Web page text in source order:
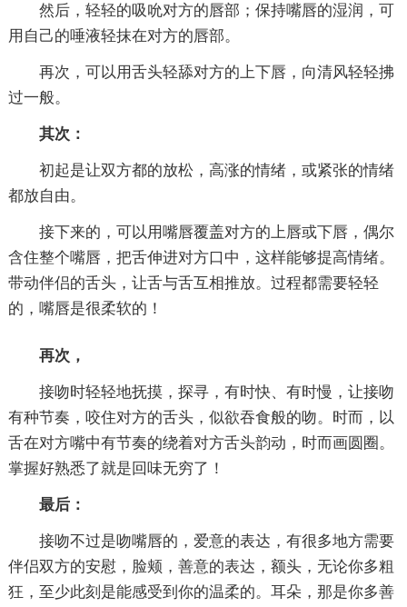
然后，轻轻的吸吮对方的唇部；保持嘴唇的湿润，可
用自己的唾液轻抹在对方的唇部。
再次，可以用舌头轻舔对方的上下唇，向清风轻轻拂
过一般。
其次：
初起是让双方都的放松，高涨的情绪，或紧张的情绪
都放自由。
接下来的，可以用嘴唇覆盖对方的上唇或下唇，偶尔
含住整个嘴唇，把舌伸进对方口中，这样能够提高情绪。
带动伴侣的舌头，让舌与舌互相推放。过程都需要轻轻
的，嘴唇是很柔软的！
再次，
接吻时轻轻地抚摸，探寻，有时快、有时慢，让接吻
有种节奏，咬住对方的舌头，似欲吞食般的吻。时而，以
舌在对方嘴中有节奏的绕着对方舌头韵动，时而画圆圈。
掌握好熟悉了就是回味无穷了！
最后：
接吻不过是吻嘴唇的，爱意的表达，有很多地方需要
伴侣双方的安慰，脸颊，善意的表达，额头，无论你多粗
狂，至少此刻是能感受到你的温柔的。耳朵，那是你多善